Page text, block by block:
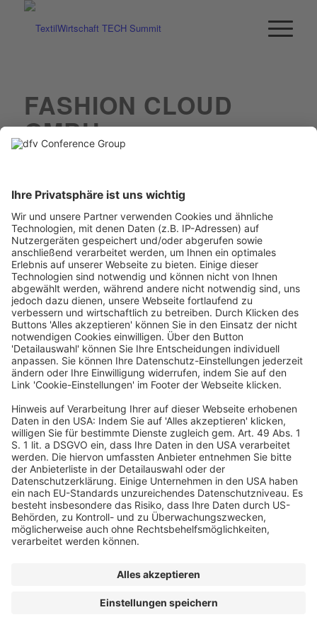
FASHION CLOUD
GMBH
Ein Business-Event von:
© dfv Conference Group GmbH
AGB
Impressum Datenschutz Cookie-Einstellungen